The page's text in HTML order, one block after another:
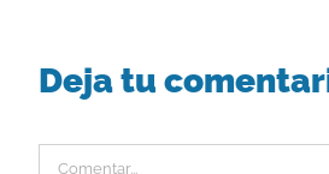
Deja tu